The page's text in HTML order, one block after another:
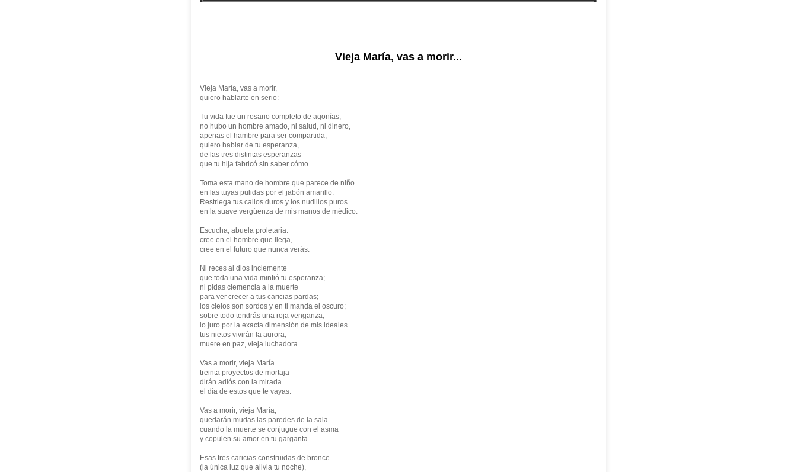
Vieja María, vas a morir...
Vieja María, vas a morir,
quiero hablarte en serio:
Tu vida fue un rosario completo de agonías,
no hubo un hombre amado, ni salud, ni dinero,
apenas el hambre para ser compartida;
quiero hablar de tu esperanza,
de las tres distintas esperanzas
que tu hija fabricó sin saber cómo.
Toma esta mano de hombre que parece de niño
en las tuyas pulidas por el jabón amarillo.
Restriega tus callos duros y los nudillos puros
en la suave vergüenza de mis manos de médico.
Escucha, abuela proletaria:
cree en el hombre que llega,
cree en el futuro que nunca verás.
Ni reces al dios inclemente
que toda una vida mintió tu esperanza;
ni pidas clemencia a la muerte
para ver crecer a tus caricias pardas;
los cielos son sordos y en ti manda el oscuro;
sobre todo tendrás una roja venganza,
lo juro por la exacta dimensión de mis ideales
tus nietos vivirán la aurora,
muere en paz, vieja luchadora.
Vas a morir, vieja María
treinta proyectos de mortaja
dirán adiós con la mirada
el día de estos que te vayas.
Vas a morir, vieja María,
quedarán mudas las paredes de la sala
cuando la muerte se conjugue con el asma
y copulen su amor en tu garganta.
Esas tres caricias construidas de bronce
(la única luz que alivia tu noche),